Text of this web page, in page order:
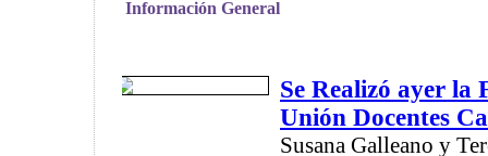
Información General
Se Realizó ayer la
Unión Docentes
Susana Galleano y